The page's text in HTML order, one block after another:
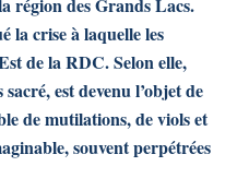
région des Grands Lacs.
la crise à laquelle les
de la RDC. Selon elle,
est devenu l’objet de
de mutilations, de viols et
souvent perpétrées